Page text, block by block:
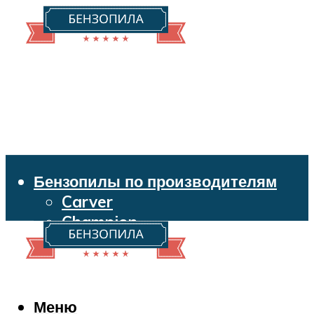
Бензопилы по производителям
Carver
Champion
Echo
Husqvarna
Makita
Меню